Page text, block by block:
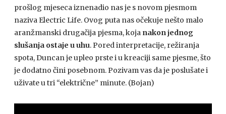
prošlog mjeseca iznenadio nas je s novom pjesmom
naziva Electric Life. Ovog puta nas očekuje nešto malo
aranžmanski drugačija pjesma, koja nakon jednog
slušanja ostaje u uhu. Pored interpretacije, režiranja
spota, Duncan je upleo prste i u kreaciji same pjesme, što
je dodatno čini posebnom. Pozivam vas da je poslušate i
uživate u tri “električne” minute. (Bojan)